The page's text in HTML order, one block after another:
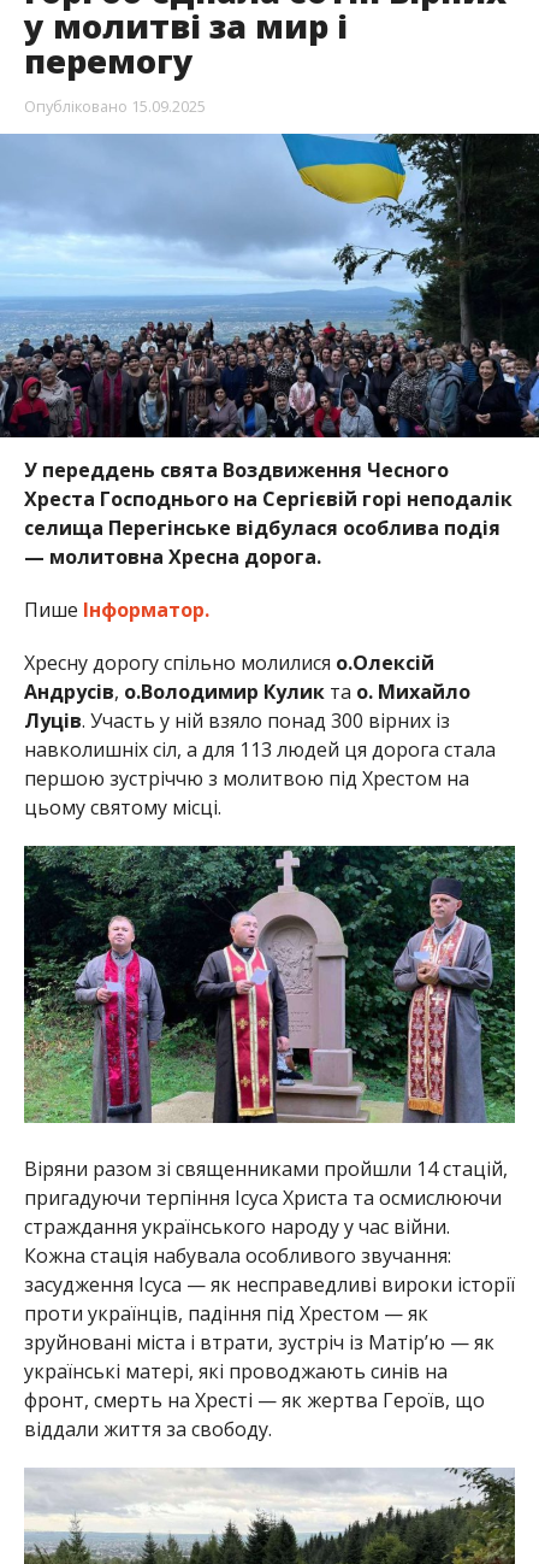
у молитві за мир і
перемогу
Опубліковано 15.09.2025
У переддень свята Воздвиження Чесного
Хреста Господнього на Сергієвій горі неподалік
селища Перегінське відбулася особлива подія
— молитовна Хресна дорога.
Пише Інформатор.
Хресну дорогу спільно молилися о.Олексій
Андрусів, о.Володимир Куликта о. Михайло
Луців. Участь у ній взяло понад 300 вірних із
навколишніх сіл, а для 113 людей ця дорога стала
першою зустріччю з молитвою під Хрестом на
цьому святому місці.
Віряни разом зі священниками пройшли 14 стацій,
пригадуючи терпіння Ісуса Христа та осмислюючи
страждання українського народу у час війни.
Кожна стація набувала особливого звучання:
засудження Ісуса — як несправедливі вироки історії
проти українців, падіння під Хрестом — як
зруйновані міста і втрати, зустріч із Матір’ю — як
українські матері, які проводжають синів на
фронт, смерть на Хресті — як жертва Героїв, що
віддали життя за свободу.